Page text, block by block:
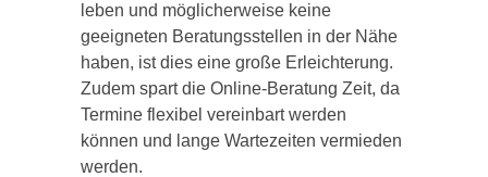
leben und möglicherweise keine
geeigneten Beratungsstellen in der Nähe
haben, ist dies eine große Erleichterung.
Zudem spart die Online-Beratung Zeit, da
Termine flexibel vereinbart werden
können und lange Wartezeiten vermieden
werden.